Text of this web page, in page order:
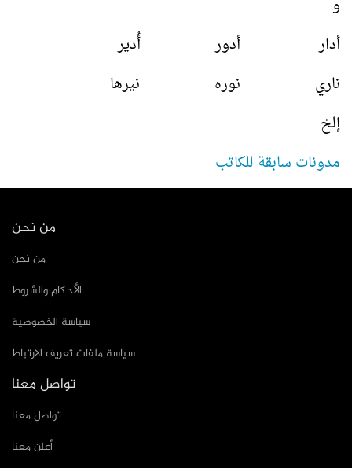
و
أدار أدور أُدير
ناري نوره نيرها
إلخ
مدونات سابقة للكاتب
من نحن
من نحن
الأحكام والشروط
سياسة الخصوصية
سياسة ملفات تعريف الارتباط
تواصل معنا
تواصل معنا
أعلن معنا